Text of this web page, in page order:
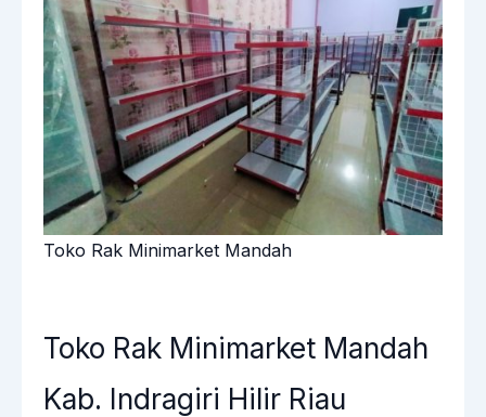
Toko Rak Minimarket Mandah
Toko Rak Minimarket Mandah
Kab. Indragiri Hilir Riau